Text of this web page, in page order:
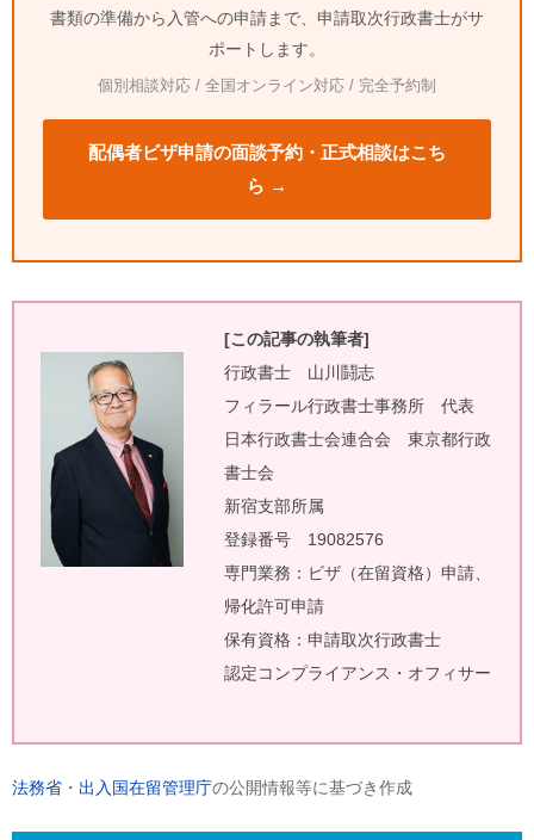
書類の準備から入管への申請まで、申請取次行政書士がサ
ポートします。
個別相談対応 / 全国オンライン対応 / 完全予約制
配偶者ビザ申請の面談予約・正式相談はこち
ら →
[この記事の執筆者]
行政書士 山川鬪志
フィラール行政書士事務所 代表
日本行政書士会連合会 東京都行政
書士会
新宿支部所属
登録番号 19082576
専門業務：ビザ（在留資格）申請、
帰化許可申請
保有資格：申請取次行政書士
認定コンプライアンス・オフィサー
法務省 ・ 出入国在留管理庁の公開情報等に基づき作成